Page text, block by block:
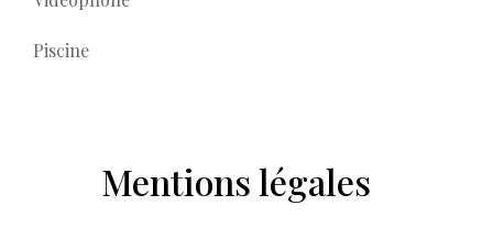
Piscine
Mentions légales